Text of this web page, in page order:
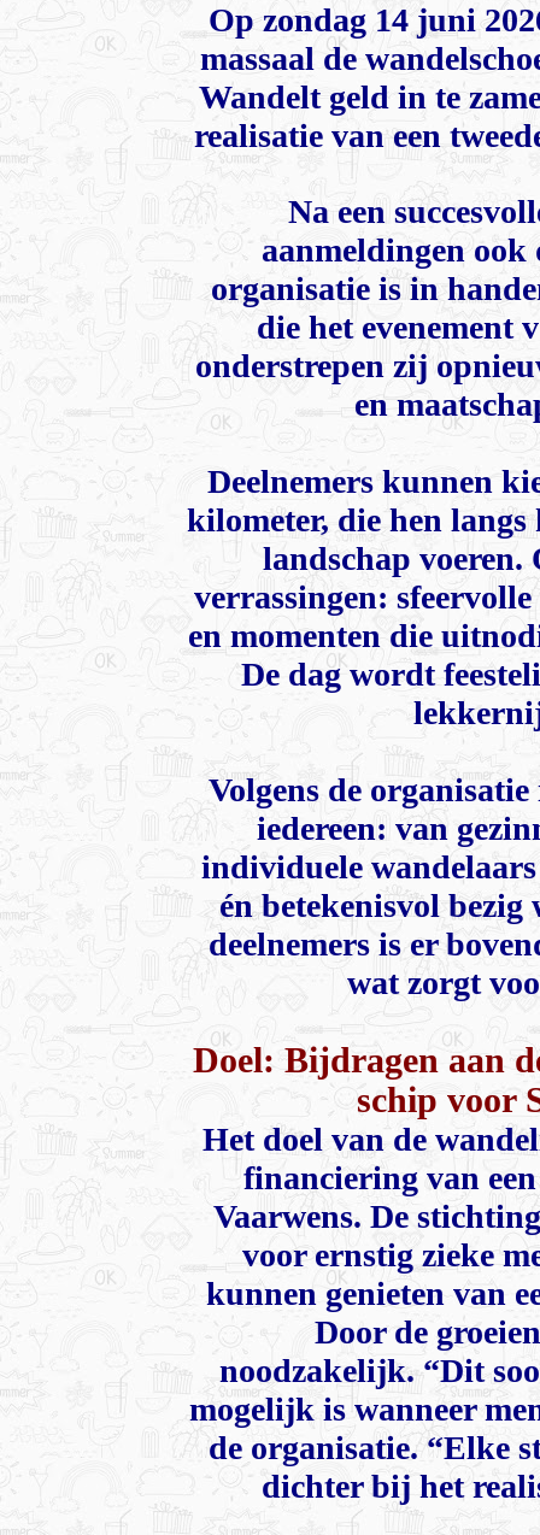
Op zondag 14 juni
massaal de
Wandelt geld in te
realisatie van een
Na een
aanmeldingen ook
organisatie is in
die het evenement
onderstrepen zij
en
Deelnemers kunnen
kilometer, die hen
landschap voeren.
verrassingen:
en momenten die
De dag wordt
Volgens de
iedereen: van
individuele
én betekenisvol
deelnemers is er
wat zorgt
Doel: Bijdragen aan
schip voor
Het doel van de
financiering van
Vaarwens. De
voor ernstig zieke
kunnen genieten van
Door de
noodzakelijk. “Dit
mogelijk is wanneer
de organisatie. “Elke
dichter bij het